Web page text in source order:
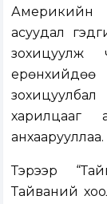
Америкийн
асуудал
ерөнхийдөө
харилцааг
анхаарууллаа.
Тэрээр
Тайваний